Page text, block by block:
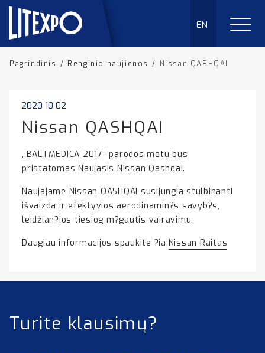
EN
Pagrindinis / Renginio naujienos / Nissan QASHQAI
2020 10 02
Nissan QASHQAI
,,BALTMEDICA 2017″ parodos metu bus
pristatomas Naujasis Nissan Qashqai.
Naujajame Nissan QASHQAI susijungia stulbinanti
išvaizda ir efektyvios aerodinamin?s savyb?s,
leidžian?ios tiesiog m?gautis vairavimu.
Daugiau informacijos spaukite ?ia:Nissan Raitas
Turite klausimų?